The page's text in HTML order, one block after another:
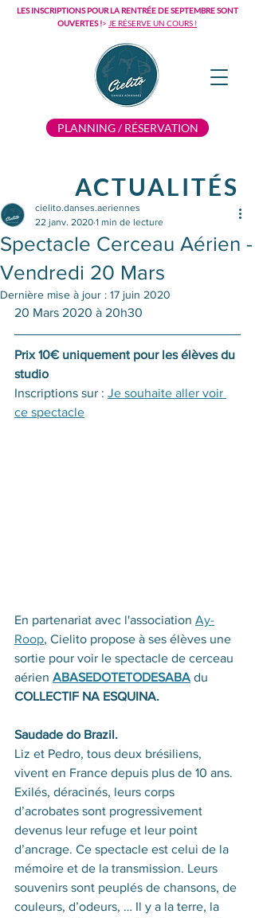
PLANNING / RÉSERVATION
LES INSCRIPTIONS POUR LA RENTRÉE DE SEPTEMBRE SONT
OUVERTES !> JE RÉSERVE UN COURS !
ACTUALITÉS
Spectacle Cerceau Aérien -
Vendredi 20 Mars
cielito.danses.aeriennes
22 janv. 2020 1 min de lecture
Dernière mise à jour : 17 juin 2020
20 Mars 2020 à 20h30
Prix 10€ uniquement pour les élèves du
studio
Inscriptions sur : Je souhaite aller voir
ce spectacle
En partenariat avec l'association Ay-
Roop, Cielito propose à ses élèves une
sortie pour voir le spectacle de cerceau
aérien ABASEDOTETODESABA du
COLLECTIF NA ESQUINA.
Saudade do Brazil.
Liz et Pedro, tous deux brésiliens,
vivent en France depuis plus de 10 ans.
Exilés, déracinés, leurs corps
d’acrobates sont progressivement
devenus leur refuge et leur point
d’ancrage. Ce spectacle est celui de la
mémoire et de la transmission. Leurs
souvenirs sont peuplés de chansons, de
couleurs, d’odeurs, … Il y a la terre, la